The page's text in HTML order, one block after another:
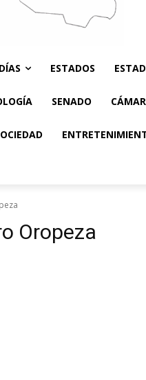
ESTADOS
SENADO
Oropeza